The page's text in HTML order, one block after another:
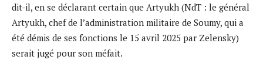
dit-il, en se déclarant certain que Artyukh (NdT : le général
Artyukh, chef de l’administration militaire de Soumy, qui a
été démis de ses fonctions le 15 avril 2025 par Zelensky)
serait jugé pour son méfait.